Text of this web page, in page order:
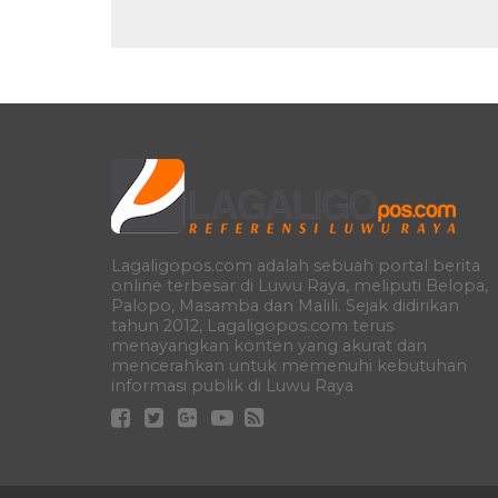
Lagaligopos.com adalah sebuah portal berita
online terbesar di Luwu Raya, meliputi Belopa,
Palopo, Masamba dan Malili. Sejak didirikan
tahun 2012, Lagaligopos.com terus
menayangkan konten yang akurat dan
mencerahkan untuk memenuhi kebutuhan
informasi publik di Luwu Raya